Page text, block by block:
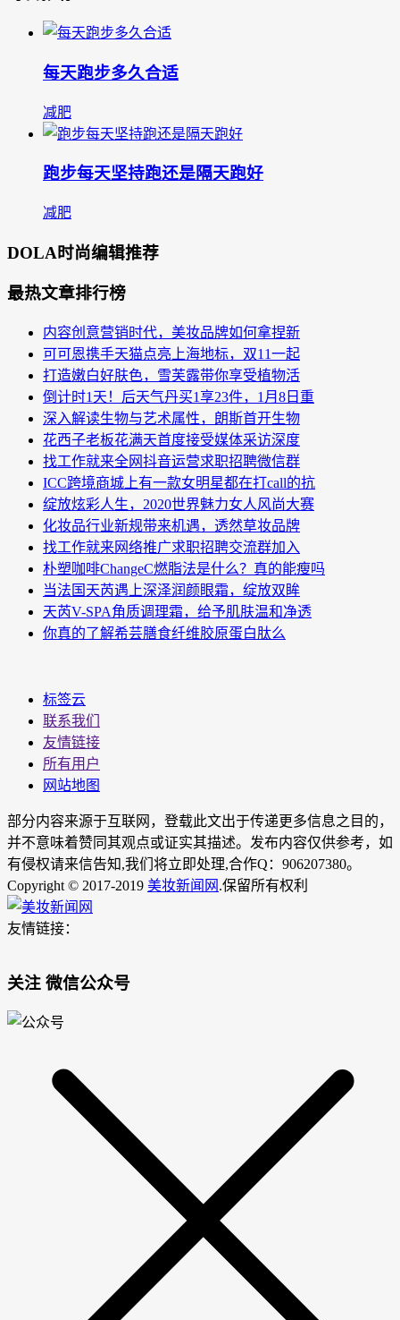
每天跑步多久合适
减肥
跑步每天坚持跑还是隔天跑好
减肥
DOLA时尚编辑推荐
最热文章排行榜
内容创意营销时代，美妆品牌如何拿捏新
可可恩携手天猫点亮上海地标，双11一起
打造嫩白好肤色，雪芙露带你享受植物活
倒计时1天！后天气丹买1享23件，1月8日重
深入解读生物与艺术属性，朗斯首开生物
花西子老板花满天首度接受媒体采访深度
找工作就来全网抖音运营求职招聘微信群
ICC跨境商城上有一款女明星都在打call的抗
绽放炫彩人生，2020世界魅力女人风尚大赛
化妆品行业新规带来机遇，透然草妆品牌
找工作就来网络推广求职招聘交流群加入
朴塑咖啡ChangeC燃脂法是什么？真的能瘦吗
当法国天芮遇上深泽润颜眼霜，绽放双眸
天芮V-SPA角质调理霜，给予肌肤温和净透
你真的了解希芸膳食纤维胶原蛋白肽么
标签云
联系我们
友情链接
所有用户
网站地图
部分内容来源于互联网，登载此文出于传递更多信息之目的，
并不意味着赞同其观点或证实其描述。发布内容仅供参考，如
有侵权请来信告知,我们将立即处理,合作Q：906207380。
Copyright © 2017-2019 美妆新闻网 .保留所有权利
友情链接：
关注 微信公众号